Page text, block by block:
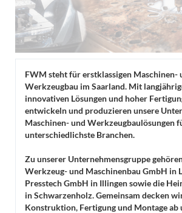
FWM steht für erstklassigen Maschinen-
Werkzeugbau im Saarland. Mit
innovativen Lösungen und hoher
entwickeln und produzieren unsere
Maschinen- und Werkzeugbaulösungen
unterschiedlichste Branchen.
Zu unserer Unternehmensgruppe
Werkzeug- und Maschinenbau GmbH in
Presstech GmbH in Illingen sowie die
in Schwarzenholz. Gemeinsam decken
Konstruktion, Fertigung und Montage ab